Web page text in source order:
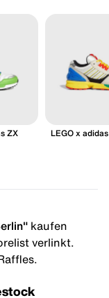
ZX
LEGO x
kaufen
verlinkt.